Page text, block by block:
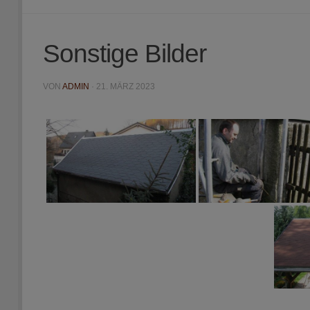
Sonstige Bilder
VON ADMIN · 21. MÄRZ 2023